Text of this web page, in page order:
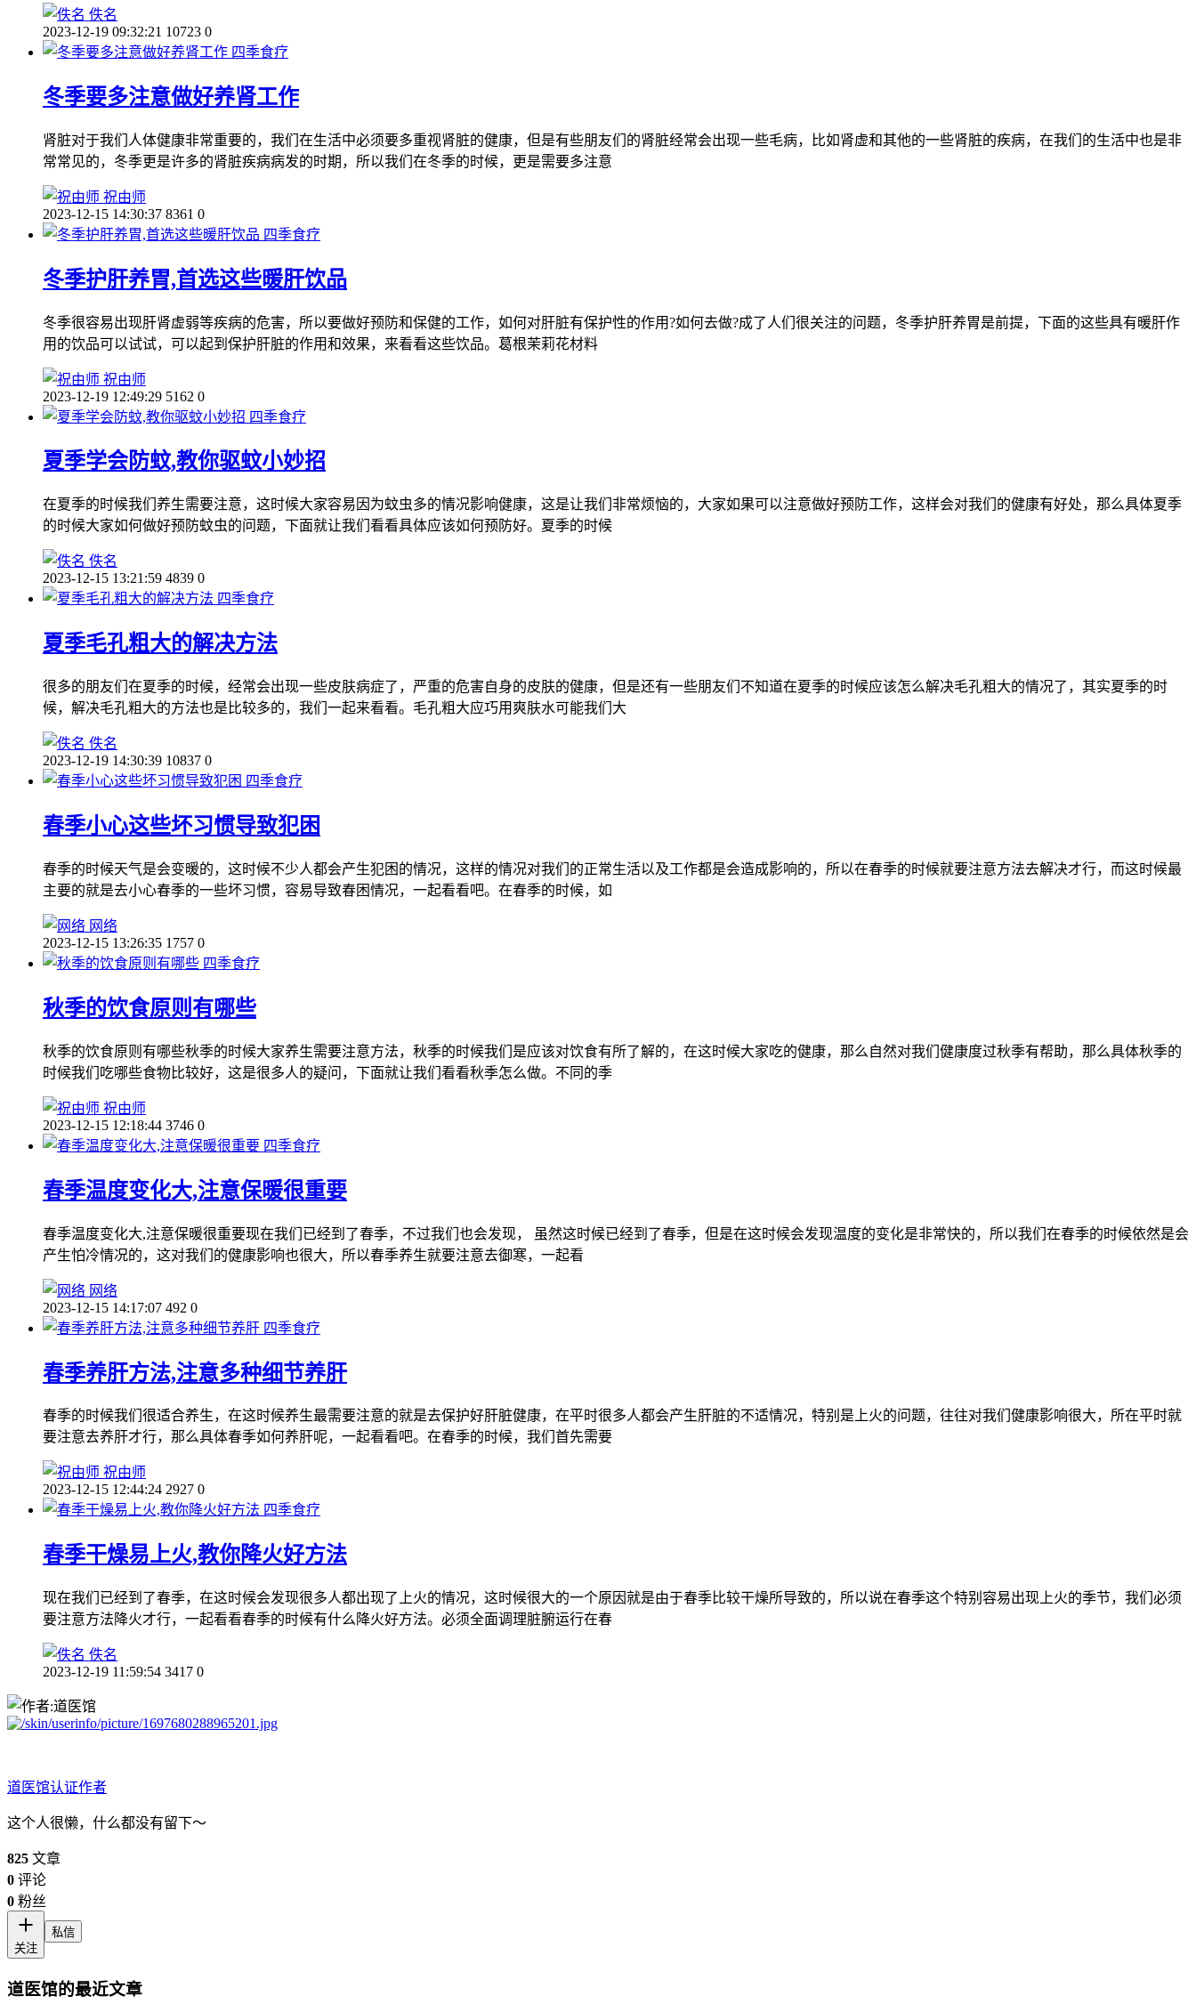
佚名
2023-12-19 09:32:21 10723 0
四季食疗
冬季要多注意做好养肾工作
肾脏对于我们人体健康非常重要的，我们在生活中必须要多重视肾脏的健康，但是有些朋友们的肾脏经常会出现一些毛病，比如肾虚和其他的一些肾脏的疾病，在我们的生活中也是非
常常见的，冬季更是许多的肾脏疾病病发的时期，所以我们在冬季的时候，更是需要多注意
祝由师
2023-12-15 14:30:37 8361 0
四季食疗
冬季护肝养胃,首选这些暖肝饮品
冬季很容易出现肝肾虚弱等疾病的危害，所以要做好预防和保健的工作，如何对肝脏有保护性的作用?如何去做?成了人们很关注的问题，冬季护肝养胃是前提，下面的这些具有暖肝作
用的饮品可以试试，可以起到保护肝脏的作用和效果，来看看这些饮品。葛根茉莉花材料
祝由师
2023-12-19 12:49:29 5162 0
四季食疗
夏季学会防蚊,教你驱蚊小妙招
在夏季的时候我们养生需要注意，这时候大家容易因为蚊虫多的情况影响健康，这是让我们非常烦恼的，大家如果可以注意做好预防工作，这样会对我们的健康有好处，那么具体夏季
的时候大家如何做好预防蚊虫的问题，下面就让我们看看具体应该如何预防好。夏季的时候
佚名
2023-12-15 13:21:59 4839 0
四季食疗
夏季毛孔粗大的解决方法
很多的朋友们在夏季的时候，经常会出现一些皮肤病症了，严重的危害自身的皮肤的健康，但是还有一些朋友们不知道在夏季的时候应该怎么解决毛孔粗大的情况了，其实夏季的时
候，解决毛孔粗大的方法也是比较多的，我们一起来看看。毛孔粗大应巧用爽肤水可能我们大
佚名
2023-12-19 14:30:39 10837 0
四季食疗
春季小心这些坏习惯导致犯困
春季的时候天气是会变暖的，这时候不少人都会产生犯困的情况，这样的情况对我们的正常生活以及工作都是会造成影响的，所以在春季的时候就要注意方法去解决才行，而这时候最
主要的就是去小心春季的一些坏习惯，容易导致春困情况，一起看看吧。在春季的时候，如
网络
2023-12-15 13:26:35 1757 0
四季食疗
秋季的饮食原则有哪些
秋季的饮食原则有哪些秋季的时候大家养生需要注意方法，秋季的时候我们是应该对饮食有所了解的，在这时候大家吃的健康，那么自然对我们健康度过秋季有帮助，那么具体秋季的
时候我们吃哪些食物比较好，这是很多人的疑问，下面就让我们看看秋季怎么做。不同的季
祝由师
2023-12-15 12:18:44 3746 0
四季食疗
春季温度变化大,注意保暖很重要
春季温度变化大,注意保暖很重要现在我们已经到了春季，不过我们也会发现， 虽然这时候已经到了春季，但是在这时候会发现温度的变化是非常快的，所以我们在春季的时候依然是会
产生怕冷情况的，这对我们的健康影响也很大，所以春季养生就要注意去御寒，一起看
网络
2023-12-15 14:17:07 492 0
四季食疗
春季养肝方法,注意多种细节养肝
春季的时候我们很适合养生，在这时候养生最需要注意的就是去保护好肝脏健康，在平时很多人都会产生肝脏的不适情况，特别是上火的问题，往往对我们健康影响很大，所在平时就
要注意去养肝才行，那么具体春季如何养肝呢，一起看看吧。在春季的时候，我们首先需要
祝由师
2023-12-15 12:44:24 2927 0
四季食疗
春季干燥易上火,教你降火好方法
现在我们已经到了春季，在这时候会发现很多人都出现了上火的情况，这时候很大的一个原因就是由于春季比较干燥所导致的，所以说在春季这个特别容易出现上火的季节，我们必须
要注意方法降火才行，一起看看春季的时候有什么降火好方法。必须全面调理脏腑运行在春
佚名
2023-12-19 11:59:54 3417 0
道医馆认证作者
这个人很懒，什么都没有留下～
825 文章
0 评论
0 粉丝
关注
私信
道医馆的最近文章